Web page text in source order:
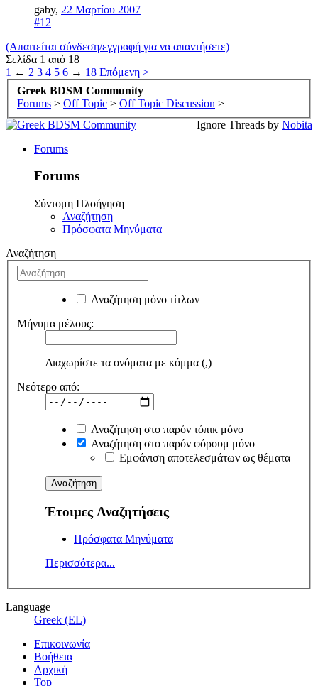
gaby, 22 Μαρτίου 2007
#12
(Απαιτείται σύνδεση/εγγραφή για να απαντήσετε)
Σελίδα 1 από 18
1 ← 2 3 4 5 6 → 18 Επόμενη >
Greek BDSM Community
Forums > Off Topic > Off Topic Discussion >
Ignore Threads by Nobita
Forums
Forums
Σύντομη Πλοήγηση
Αναζήτηση
Πρόσφατα Μηνύματα
Αναζήτηση
Αναζήτηση μόνο τίτλων
Μήνυμα μέλους:
Διαχωρίστε τα ονόματα με κόμμα (,)
Νεότερο από:
Αναζήτηση στο παρόν τόπικ μόνο
Αναζήτηση στο παρόν φόρουμ μόνο
Εμφάνιση αποτελεσμάτων ως θέματα
Έτοιμες Αναζητήσεις
Πρόσφατα Μηνύματα
Περισσότερα...
Language
Greek (EL)
Επικοινωνία
Βοήθεια
Αρχική
Top